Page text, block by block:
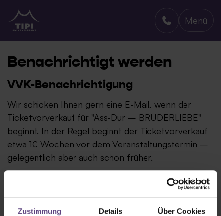
Zustimmung Details Über Cookies
TIPI AM KANZLERAMT
Menü
Benachrichtigt werden
VVK-Benachrichtigung
Wir schicken Ihnen gern eine E-Mail, wenn der
Ticketvorverkauf für "Ass-Dur – BRUDERLIEBE"
beginnt. In der Regel beginnt der Ticketvorverkauf
etwa 10 Wochen vor dem Veranstaltungstermin –
gelegentlich aber auch schon früher.